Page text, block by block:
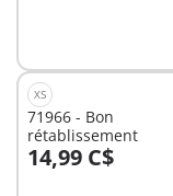
XS
71966 - Bon
rétablissement
14,99 C$
Au panier